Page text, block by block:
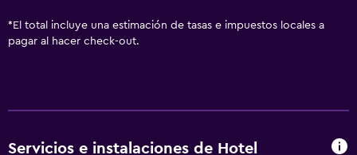
* El total incluye una estimación de tasas e impuestos locales a
pagar al hacer check-out.
Servicios e instalaciones de Hotel